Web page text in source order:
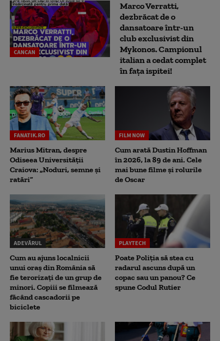
CANCAN
Marco Verratti,
dezbrăcat de o
dansatoare într-un
club exclusivist din
Mykonos. Campionul
italian a cedat complet
în fața ispitei!
FANATIK.RO
Marius Mitran, despre
Odiseea Universității
Craiova: „Noduri, semne și
ratări”
FILM NOW
Cum arată Dustin Hoffman
în 2026, la 89 de ani. Cele
mai bune filme și rolurile
de Oscar
ADEVĂRUL
Cum au ajuns localnicii
unui oraș din România să
fie terorizați de un grup de
minori. Copiii se filmează
făcând cascadorii pe
biciclete
PLAYTECH
Poate Poliția să stea cu
radarul ascuns după un
copac sau un panou? Ce
spune Codul Rutier